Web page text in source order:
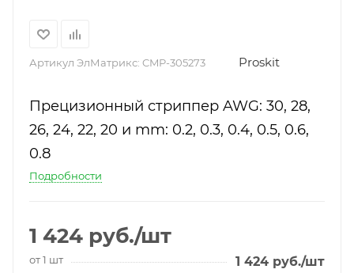
Артикул ЭлМатрикс: CMP-305273 Proskit
Прецизионный стриппер AWG: 30, 28,
26, 24, 22, 20 и mm: 0.2, 0.3, 0.4, 0.5, 0.6,
0.8
Подробности
1 424 руб./шт
от 1 шт 1 424 руб./шт